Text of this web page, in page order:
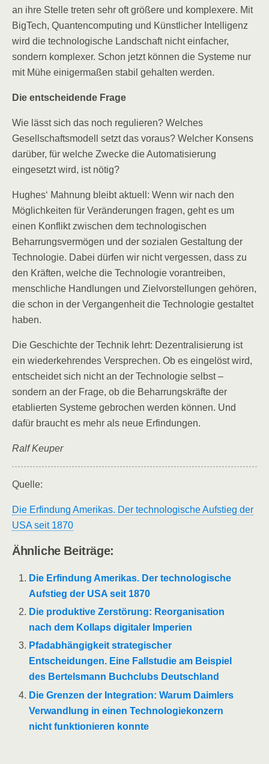
an ihre Stelle treten sehr oft größere und komplexere. Mit
BigTech, Quantencomputing und Künstlicher Intelligenz
wird die technologische Landschaft nicht einfacher,
sondern komplexer. Schon jetzt können die Systeme nur
mit Mühe einigermaßen stabil gehalten werden.
Die entscheidende Frage
Wie lässt sich das noch regulieren? Welches
Gesellschaftsmodell setzt das voraus? Welcher Konsens
darüber, für welche Zwecke die Automatisierung
eingesetzt wird, ist nötig?
Hughes‘ Mahnung bleibt aktuell: Wenn wir nach den
Möglichkeiten für Veränderungen fragen, geht es um
einen Konflikt zwischen dem technologischen
Beharrungsvermögen und der sozialen Gestaltung der
Technologie. Dabei dürfen wir nicht vergessen, dass zu
den Kräften, welche die Technologie vorantreiben,
menschliche Handlungen und Zielvorstellungen gehören,
die schon in der Vergangenheit die Technologie gestaltet
haben.
Die Geschichte der Technik lehrt: Dezentralisierung ist
ein wiederkehrendes Versprechen. Ob es eingelöst wird,
entscheidet sich nicht an der Technologie selbst –
sondern an der Frage, ob die Beharrungskräfte der
etablierten Systeme gebrochen werden können. Und
dafür braucht es mehr als neue Erfindungen.
Ralf Keuper
Quelle:
Die Erfindung Amerikas. Der technologische Aufstieg der
USA seit 1870
Ähnliche Beiträge:
Die Erfindung Amerikas. Der technologische
Aufstieg der USA seit 1870
Die produktive Zerstörung: Reorganisation
nach dem Kollaps digitaler Imperien
Pfadabhängigkeit strategischer
Entscheidungen. Eine Fallstudie am Beispiel
des Bertelsmann Buchclubs Deutschland
Die Grenzen der Integration: Warum Daimlers
Verwandlung in einen Technologiekonzern
nicht funktionieren konnte